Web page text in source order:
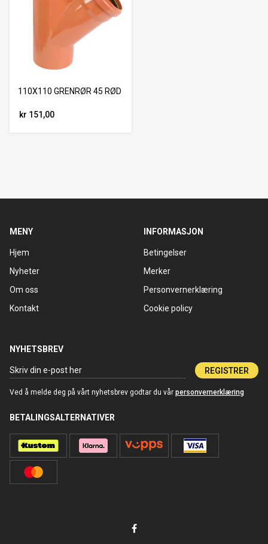
110X110 GRENRØR 45 RØD
kr 151,00
MENY
Hjem
Nyheter
Om oss
Kontakt
INFORMASJON
Betingelser
Merker
Personvernerklæring
Cookie policy
NYHETSBREV
REGISTRER
Ved å melde deg på vårt nyhetsbrev godtar du vår personvernerklæring
BETALINGSALTERNATIVER